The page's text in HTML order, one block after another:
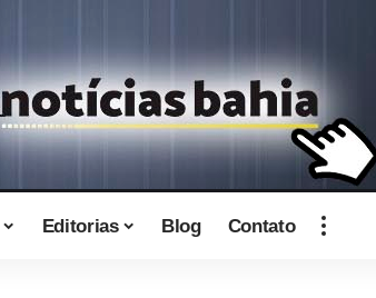
Editorias Blog Contato